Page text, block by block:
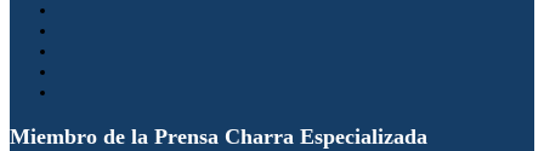
Miembro de la Prensa Charra Especializada